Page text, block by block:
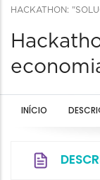
HACKATHON:
INÍCIO